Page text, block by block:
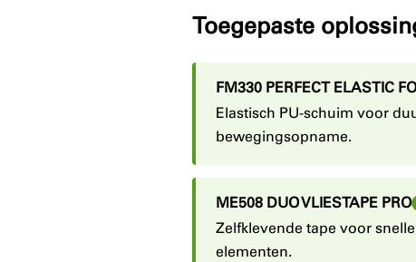
Toegepaste
FM330 PERFECT ELASTIC
Elastisch PU-schuim voor
bewegingsopname.
ME508 DUO VLIESTAPE PRO
Zelfklevende tape voor
elementen.